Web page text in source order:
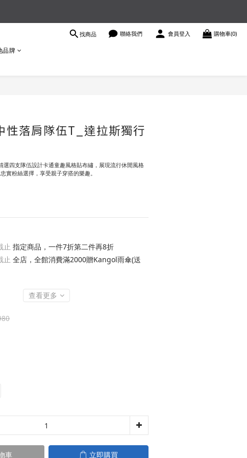
找商品 聯絡我們 會員登入 購物車(0)
品牌
性落肩隊伍T_達拉斯獨行
選四支隊伍設計卡通童趣風格貼布繡，展現流行休閒風格
實粉絲選擇，享受親子穿搭的樂趣。
止 指定商品，一件7折第二件再8折
止 全店，全館消費滿2000贈Kangol雨傘(送
查看更多
車 立即購買